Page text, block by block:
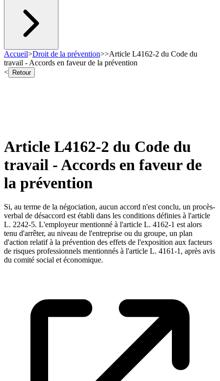
Accueil>Droit de la prévention>>Article L4162-2 du Code du
travail - Accords en faveur de la prévention
<
Retour
Article L4162-2 du Code du
travail - Accords en faveur de
la prévention
Si, au terme de la négociation, aucun accord n'est conclu, un procès-
verbal de désaccord est établi dans les conditions définies à l'article
L. 2242-5. L'employeur mentionné à l'article L. 4162-1 est alors
tenu d'arrêter, au niveau de l'entreprise ou du groupe, un plan
d'action relatif à la prévention des effets de l'exposition aux facteurs
de risques professionnels mentionnés à l'article L. 4161-1, après avis
du comité social et économique.